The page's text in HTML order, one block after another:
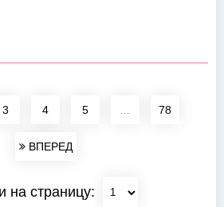
3 4 5 78
ВПЕРЕД
на страницу: